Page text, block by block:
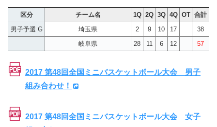
区分 チーム名 1Q 2Q 3Q 4Q OT 合計
男子予選 G
埼玉県 2 9 10 17
38
岐阜県
28 11 6 12 57
2017 第48回全国ミニバスケットボール大会 男子
組み合わせ！
2017 第48回全国ミニバスケットボール大会 女子